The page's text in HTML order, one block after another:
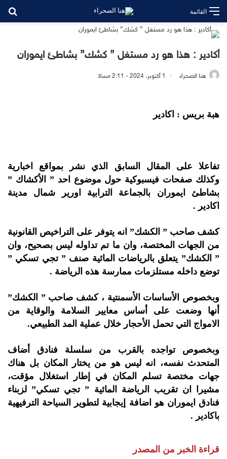
القائمة
أكادير : هذا هو رد مستغل ” كشك” بشاطئ ايموران
هنا الصحراء 1 أكتوبر، 2024 - 2:11 مساءً
هبة بريس : اكادير
تفاعلا على المقال السابق الذي نشر بمواقع اخبارية
وكذلك صفحات فيسبوكية حول موضوع احد ” الأكشاك ”
بشاطئ ايموران بالجماعة الترابية اورير شمال مدينة
اكادير .
كشف صاحب ” الكشك” انه يتوفر على التراخيص القانونية
من الجهات المختصة، وان ما تم تداوله ليس بصحيح، وان
” الكشك” يتعلق بالرياضات المائية صنف ” تجي تسكي ”
توضع داخله مستلزمات ممارسة هذه الرياضة .
وبخصوص الأساسات الأسمنتية ، كشف صاحب ” الكشك”
أنها وضعت على أساس معايير السلامة والوقاية من
الامواج التي تحمل الأحجار خلال عملية المد الطبيعي.
وبخصوص تواجده بالقرب من سلسلة فنادق أضاف
المتحدث نفسه، انه ليس هو من يختار المكان بل هناك
جهات مختصة تسلم المكان في إطار استغلال مؤقت،
مشيرا ان تقريب الرياضة المائية ” تجي تسكي” لزبناء
فنادق ايموران هو اضافة إيجابية لتطوير السياحة الترفيهية
باكادير .
قراءة الخبر من المصدر